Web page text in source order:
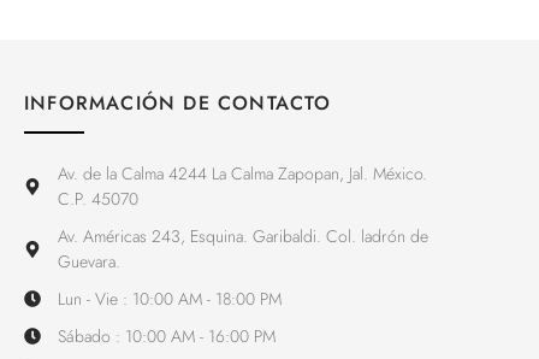
INFORMACIÓN DE CONTACTO
Av. de la Calma 4244 La Calma Zapopan, Jal. México.
C.P. 45070
Av. Américas 243, Esquina. Garibaldi. Col. ladrón de
Guevara.
Lun - Vie : 10:00 AM - 18:00 PM
Sábado : 10:00 AM - 16:00 PM